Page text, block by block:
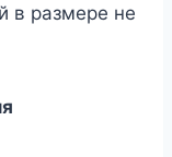
в размере не